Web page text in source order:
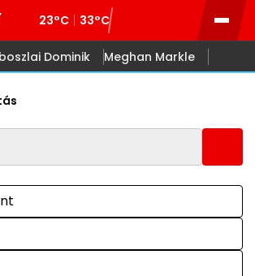
23°C 33°C
Dominik Meghan Markle